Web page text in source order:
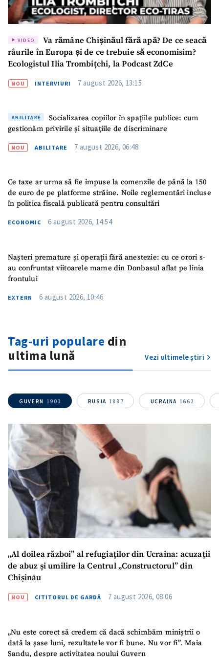
VIDEO
Va rămâne Chișinăul fără apă? De ce seacă
râurile în Europa și de ce trebuie să economisim?
Ecologistul Ilia Trombițchi, la Podcast ZdCe
NOU INTERVIURI 7 august 2026, 13:15
ABILITARE
Socializarea copiilor în spațiile publice: cum
gestionăm privirile și situațiile de discriminare
NOU ABILITARE 7 august 2026, 06:48
Ce taxe ar urma să fie impuse la comenzile de până la 150
de euro de pe platforme străine. Noile reglementări incluse
în politica fiscală publicată pentru consultări
ECONOMIC 6 august 2026, 14:54
Nașteri premature și operații fără anestezie: cu ce orori s-
au confruntat viitoarele mame din Donbasul aflat pe linia
frontului
EXTERN 6 august 2026, 10:46
Tag-uri populare din
ultima lună
Vezi ultimele știri
GUVERN 1903 RUSIA 1887 UCRAINA 1662
„Al doilea război” al refugiaților din Ucraina: acuzații
de abuz și umilire la Centrul „Constructorul” din
Chișinău
NOU CITITORUL DE GARDĂ 7 august 2026, 08:06
„Nu este corect să credem că dacă schimbăm miniștrii o
dată la șase luni, rezultatele vor fi bune. Nu vor fi”. Maia
Sandu, despre activitatea noului Guvern
Mesajul știrei
+ Mesajul știrei
CONTACT SURSĂ
Email+ Emailul meu
Telefon
+ Telefon personal
acord cupolitica de
confidențialitate.